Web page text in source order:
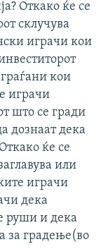
Откако ќе се
склучува
играчи кои
кои
играчи
што се гради
дознаат дека
ќе се
или
играчи
дека
руши и дека
за градење(во